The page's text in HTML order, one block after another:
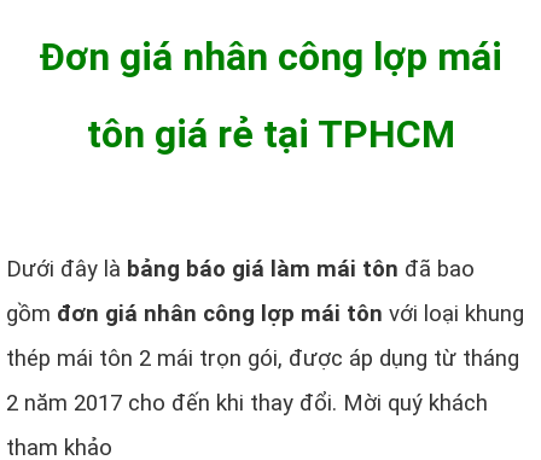
Đơn giá nhân công lợp mái
tôn giá rẻ tại TPHCM
Dưới đây là bảng báo giá làm mái tôn đã bao
gồm đơn giá nhân công lợp mái tôn với loại khung
thép mái tôn 2 mái trọn gói, được áp dụng từ tháng
2 năm 2017 cho đến khi thay đổi. Mời quý khách
tham khảo